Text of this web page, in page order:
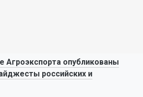
Агроэкспорта опубликованы
российских и